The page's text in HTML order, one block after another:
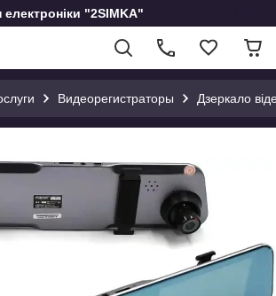
електроніки "2SIMKA"
Видеорегистраторы Дзеркало